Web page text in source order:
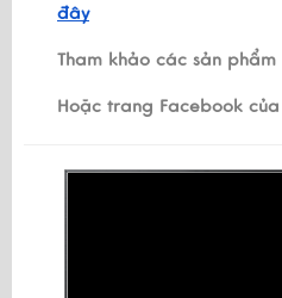
đây
Tham khảo các sản phẩm
Hoặc trang Facebook